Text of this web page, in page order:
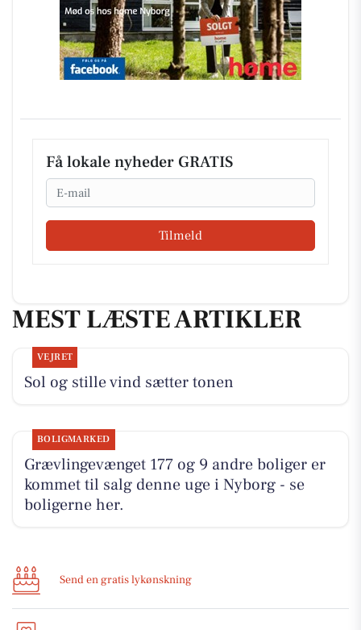
Få lokale nyheder GRATIS
Email
Tilmeld
MEST LÆSTE ARTIKLER
VEJRET
Sol og stille vind sætter tonen
BOLIGMARKED
Grævlingevænget 177 og 9 andre boliger er
kommet til salg denne uge i Nyborg - se
boligerne her.
Send en gratis lykønskning